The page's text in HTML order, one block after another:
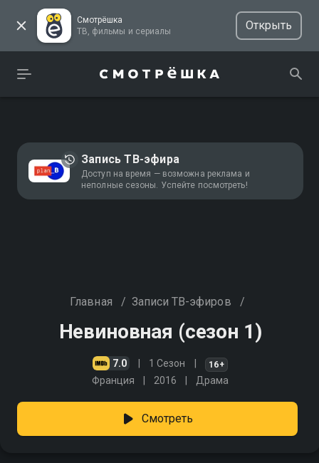
Смотрёшка
ТВ, фильмы и сериалы
Открыть
Запись ТВ-эфира
Доступ на время — возможна реклама и
неполные сезоны. Успейте посмотреть!
Главная / Записи ТВ-эфиров /
Невиновная (сезон 1)
7.0 1 Сезон 16+
Франция 2016 Драма
Смотреть